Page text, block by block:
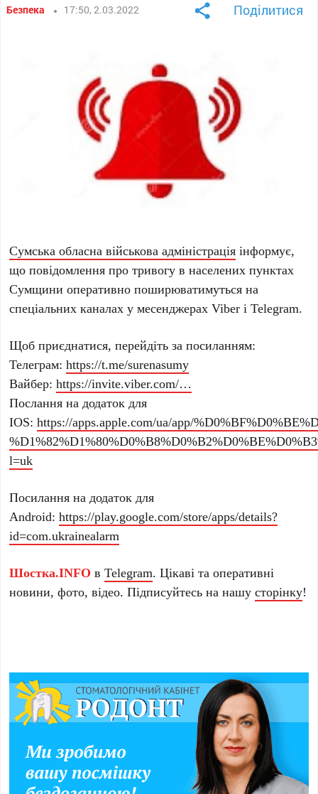
Безпека 17:50, 2.03.2022 Поділитися
Сумська обласна військова адміністрація інформує,
що повідомлення про тривогу в населених пунктах
Сумщини оперативно поширюватимуться на
спеціальних каналах у месенджерах Viber i Telegram.
Щоб приєднатися, перейдіть за посиланням:
Телеграм:https://t.me/surenasumy
Вайбер:https://invite.viber.com/…
Послання на додаток для
IOS:https://apps.apple.com/ua/app/
l=uk
Посилання на додаток для
Android:https://play.google.com/store/apps/details?
id=com.ukrainealarm
Шостка.INFO вTelegram. Цікаві та оперативні
новини, фото, відео. Підписуйтесь на нашусторінку!